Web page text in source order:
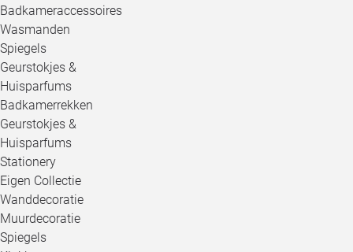
Badkameraccessoires
Wasmanden
Spiegels
Geurstokjes &
Huisparfums
Badkamerrekken
Geurstokjes &
Huisparfums
Stationery
Eigen Collectie
Wanddecoratie
Muurdecoratie
Spiegels